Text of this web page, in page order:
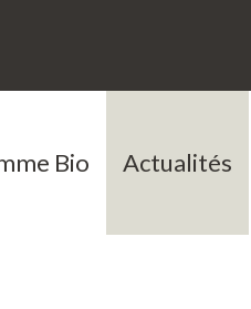
Bio Actualités